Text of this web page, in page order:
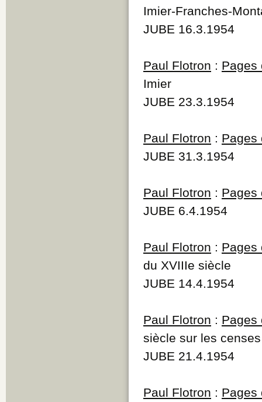
Imier-Franches-
JUBE 16.3.1954
Paul Flotron : Pages
Imier
JUBE 23.3.1954
Paul Flotron : Pages
JUBE 31.3.1954
Paul Flotron : Pages
JUBE 6.4.1954
Paul Flotron : Pages
du XVIIIe siècle
JUBE 14.4.1954
Paul Flotron : Pages
siècle sur les
JUBE 21.4.1954
Paul Flotron : Pages